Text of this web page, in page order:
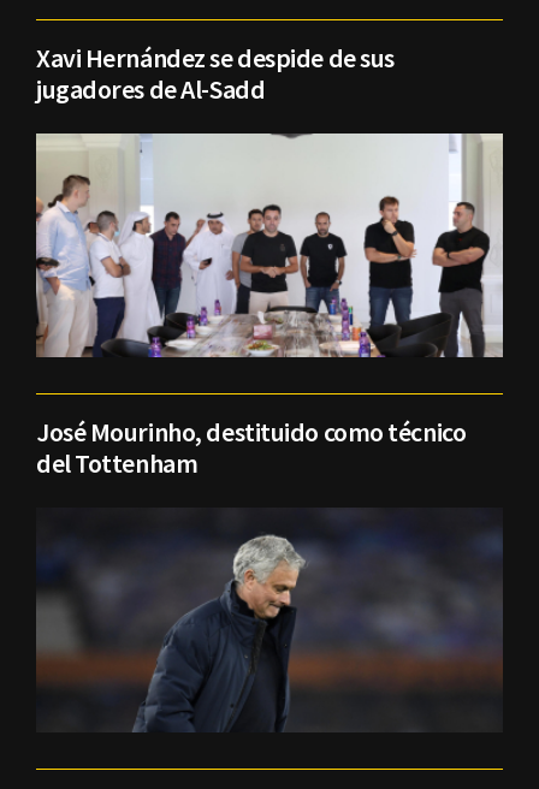
Xavi Hernández se despide de sus
jugadores de Al-Sadd
José Mourinho, destituido como técnico
del Tottenham